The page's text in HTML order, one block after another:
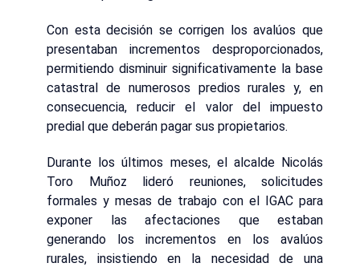
Con esta decisión se corrigen los avalúos que
presentaban incrementos desproporcionados,
permitiendo disminuir significativamente la base
catastral de numerosos predios rurales y, en
consecuencia, reducir el valor del impuesto
predial que deberán pagar sus propietarios.
Durante los últimos meses, el alcalde Nicolás
Toro Muñoz lideró reuniones, solicitudes
formales y mesas de trabajo con el IGAC para
exponer las afectaciones que estaban
generando los incrementos en los avalúos
rurales, insistiendo en la necesidad de una